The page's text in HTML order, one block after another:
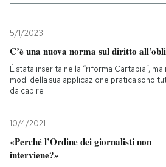
Mondo
Tecnologia
Internet
Scienza
Cultura
Economia
Sport
5/1/2023
C’è una nuova norma sul diritto
È stata inserita nella “riforma Cartabia”, ma i
modi della sua applicazione pratica sono
da capire
10/4/2021
«Perché l’Ordine dei giornalisti non
interviene?»